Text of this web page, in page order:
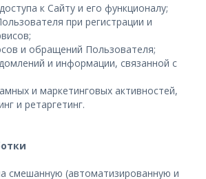
к Сайту и его функционалу;
при регистрации и
и обращений Пользователя;
и информации, связанной с
и маркетинговых активностей,
и ретаргетинг.
смешанную (автоматизированную и